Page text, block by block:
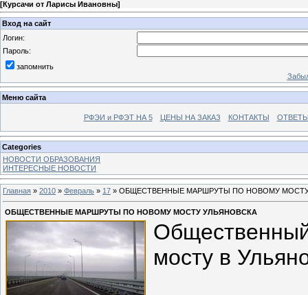
[Курсачи от Ларисы Ивановны]
Вход на сайт
Логин:
Пароль:
запомнить
Меню сайта
РФЭИ и РФЭТ НА 5 ЦЕНЫ НА ЗАКАЗ КОНТАКТЫ
Categories
НОВОСТИ ОБРАЗОВАНИЯ
ИНТЕРЕСНЫЕ НОВОСТИ
Главная » 2010 » Февраль » 17 » ОБЩЕСТВЕННЫЕ МАРШРУТЫ ПО НОВОМУ
ОБЩЕСТВЕННЫЕ МАРШРУТЫ ПО НОВОМУ МОСТУ УЛЬЯНОВСКА
мосту в